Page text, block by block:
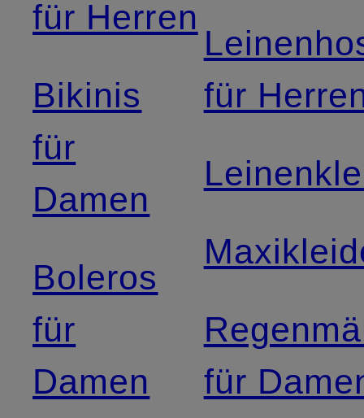
für Herren
Bikinis
für
Damen
Boleros
für
Damen
für
für